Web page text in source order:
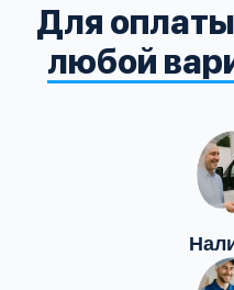
Для
любой